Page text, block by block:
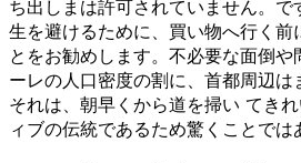
ち出しまは許可されていません。
生を避けるために、買い物へ行く前
とをお勧めします。不必要な面倒
ーレの人口密度の割に、首都周辺は
それは、朝早くから道を掃い てき
ィブの伝統であるため驚くことでは